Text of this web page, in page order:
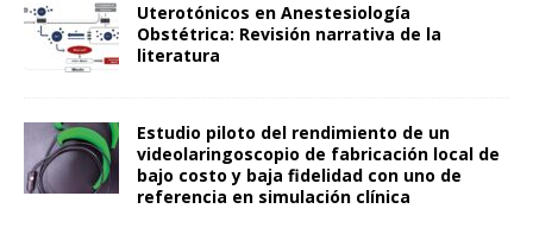
Uterotónicos en Anestesiología
Obstétrica: Revisión narrativa de la
literatura
Estudio piloto del rendimiento de un
videolaringoscopio de fabricación local de
bajo costo y baja fidelidad con uno de
referencia en simulación clínica